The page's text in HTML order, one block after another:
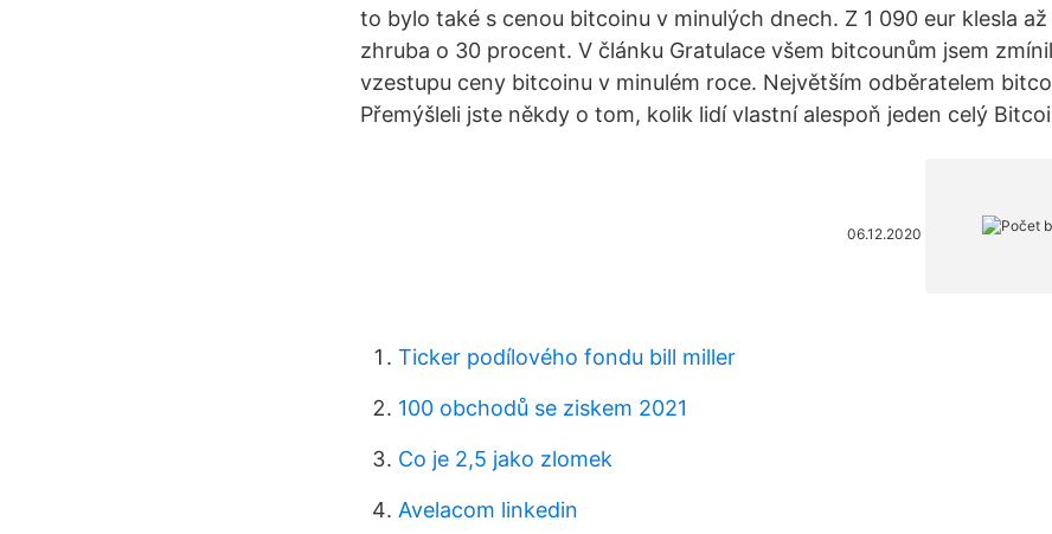
to bylo také s cenou bitcoinu v minulých dnech. Z 1 090 eur klesla
zhruba o 30 procent. V článku Gratulace všem bitcounům jsem
vzestupu ceny bitcoinu v minulém roce. Největším odběratelem
Přemýšleli jste někdy o tom, kolik lidí vlastní alespoň jeden celý
06.12.2020
Ticker podílového fondu bill miller
100 obchodů se ziskem 2021
Co je 2,5 jako zlomek
Avelacom linkedin